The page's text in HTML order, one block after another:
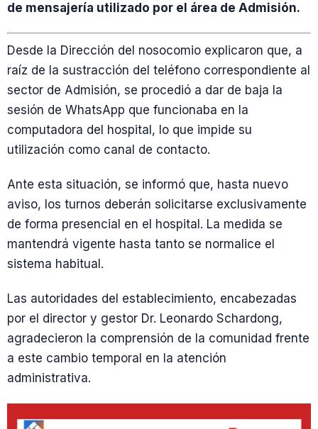
de mensajería utilizado por el área de Admisión.
Desde la Dirección del nosocomio explicaron que, a
raíz de la sustracción del teléfono correspondiente al
sector de Admisión, se procedió a dar de baja la
sesión de WhatsApp que funcionaba en la
computadora del hospital, lo que impide su
utilización como canal de contacto.
Ante esta situación, se informó que, hasta nuevo
aviso, los turnos deberán solicitarse exclusivamente
de forma presencial en el hospital. La medida se
mantendrá vigente hasta tanto se normalice el
sistema habitual.
Las autoridades del establecimiento, encabezadas
por el director y gestor Dr. Leonardo Schardong,
agradecieron la comprensión de la comunidad frente
a este cambio temporal en la atención
administrativa.